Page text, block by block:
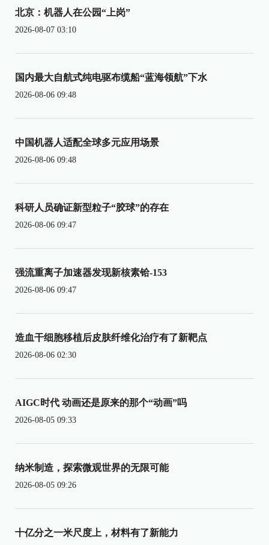
北京：机器人在公园“上岗”
2026-08-07 03:10
国内最大自航式纯电驱布缆船“蓝海领航”下水
2026-08-06 09:48
中国机器人适配全球多元应用场景
2026-08-06 09:48
科研人员确证新型粒子“胶球”的存在
2026-08-06 09:47
强流重离子加速器发现新核素铪-153
2026-08-06 09:47
造血干细胞移植后皮肤纤维化治疗有了新靶点
2026-08-06 02:30
AIGC时代 动画还是原来的那个“动画”吗
2026-08-05 09:33
纳米制造，探索微观世界的无限可能
2026-08-05 09:26
十亿分之一米尺度上，材料有了新能力